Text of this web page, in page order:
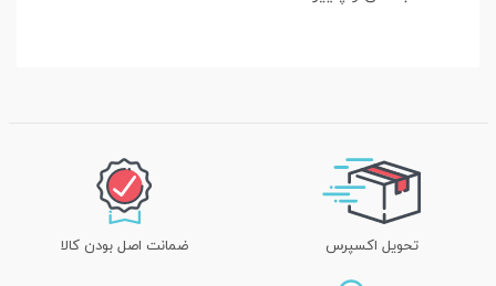
تحویل اکسپرس ضمانت اصل بودن کالا